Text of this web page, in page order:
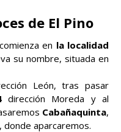
de El Pino
comienza en la localidad
su nombre, situada en
León, tras pasar
dirección Moreda y al
Cabañaquinta,
, donde aparcaremos.